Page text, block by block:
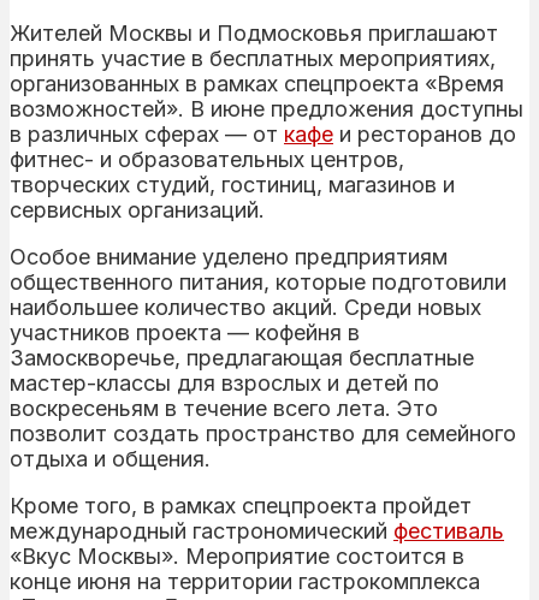
Жителей Москвы и Подмосковья приглашают
принять участие в бесплатных мероприятиях,
организованных в рамках спецпроекта «Время
возможностей». В июне предложения доступны
в различных сферах — от кафе и ресторанов до
фитнес- и образовательных центров,
творческих студий, гостиниц, магазинов и
сервисных организаций.
Особое внимание уделено предприятиям
общественного питания, которые подготовили
наибольшее количество акций. Среди новых
участников проекта — кофейня в
Замоскворечье, предлагающая бесплатные
мастер-классы для взрослых и детей по
воскресеньям в течение всего лета. Это
позволит создать пространство для семейного
отдыха и общения.
Кроме того, в рамках спецпроекта пройдет
международный гастрономический фестиваль
«Вкус Москвы». Мероприятие состоится в
конце июня на территории гастрокомплекса